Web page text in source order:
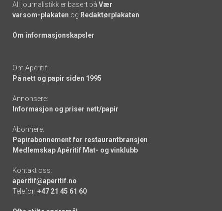
All journalistikk er basert på Vær
varsom-plakaten og Redaktørplakaten
Om informasjonskapsler
Om Apéritif:
På nett og papir siden 1995
Annonsere:
Informasjon og priser nett/papir
Abonnere:
Papirabonnement for restaurantbransjen
Medlemskap Apéritif Mat- og vinklubb
Kontakt oss:
aperitif@aperitif.no
Telefon +47 21 45 61 60